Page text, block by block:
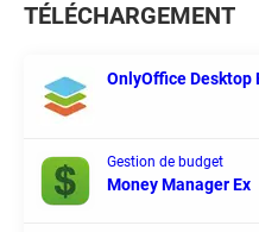
TÉLÉCHARGEMENT
OnlyOffice Desktop
Gestion de budget
Money Manager Ex